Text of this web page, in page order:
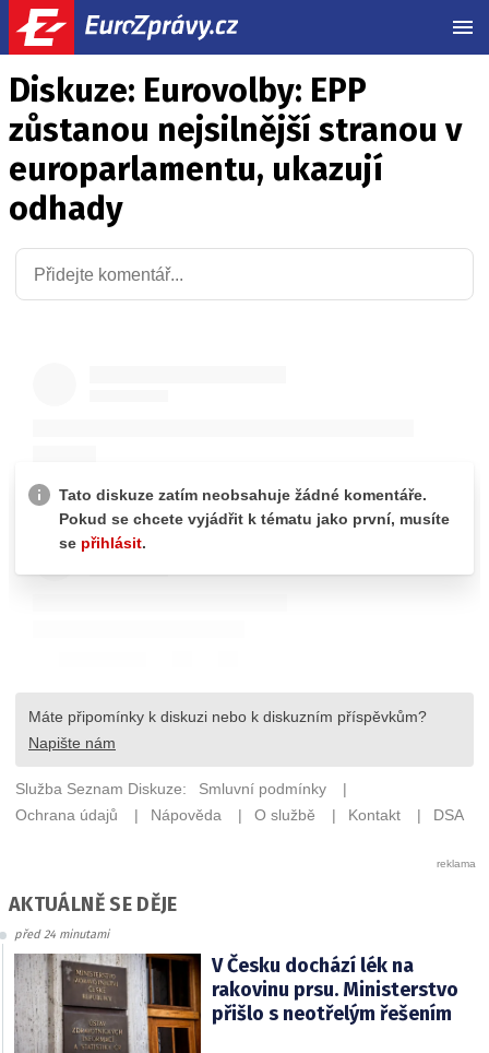
Diskuze: Eurovolby: EPP
zůstanou nejsilnější stranou v
europarlamentu, ukazují
odhady
AKTUÁLNĚ SE DĚJE
před 24 minutami
V Česku dochází lék na
rakovinu prsu. Ministerstvo
přišlo s neotřelým řešením